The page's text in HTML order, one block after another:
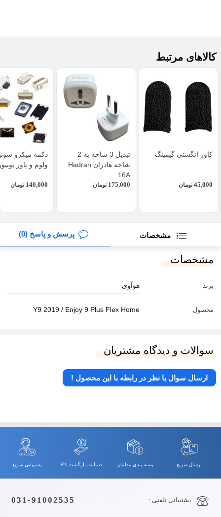
کالاهای مرتبط
کاور انگشتی گیمینگ
45,000 تومان
تبدیل 3 شاخه به 2
شاخه هادران Hadran
16A
175,000 تومان
دکمه میکرو
ولوم و پاور
140,000 تومان
مشخصات پرسش و پاسخ (0)
مشخصات
برند هوآوی
محصول Y9 2019 / Enjoy 9 Plus Flex Home
سوالات و دیدگاه مشتریان
ارسال سوال یا نظر در رابطه با این محصول !
ارسال سریع بسته بندی مطمئن ضمانت بازگشت کالا پشتیبانی سریع
پشتیبانی تلفنی : 031-91002535